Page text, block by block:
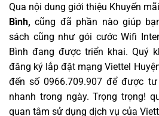
Qua nội dung giới thiệu Khuyến mãi
Bình,cũng đã phần nào giúp
sách cũng như gói cước Wifi
Bình đang được triển khai. Quý
đăng ký lắp đặt mạng Viettel
đến số 0966.709.907 để được
nhanh trong ngày. Trọng trọng!
quan tâm sử dụng dịch vụ của